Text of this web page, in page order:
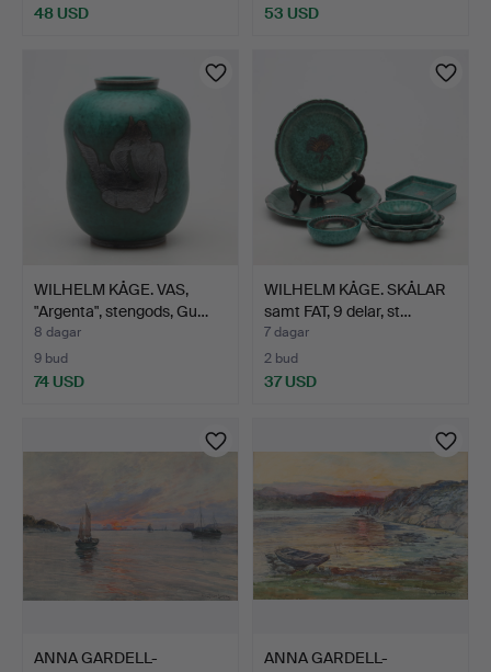
48 USD
53 USD
WILHELM KÅGE. VAS,
"Argenta", stengods, Gu…
8 dagar
9 bud
74 USD
WILHELM KÅGE. SKÅLAR
samt FAT, 9 delar, st…
7 dagar
2 bud
37 USD
ANNA GARDELL-
ANNA GARDELL-